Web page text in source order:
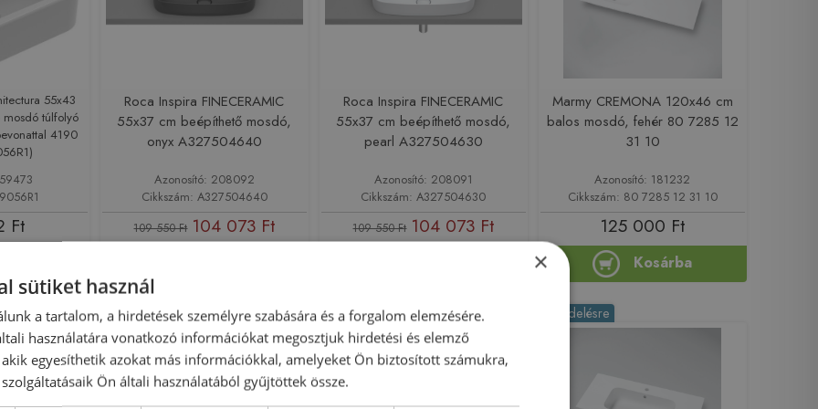
55x43
túlfolyó
4190
Ft
Roca Inspira FINECERAMIC
55x37 cm beépíthető mosdó,
onyx A327504640
Azonosító: 208092
Cikkszám: A327504640
109 550 Ft 104 073 Ft
Roca Inspira FINECERAMIC
55x37 cm beépíthető mosdó,
pearl A327504630
Azonosító: 208091
Cikkszám: A327504630
109 550 Ft 104 073 Ft
Marmy CREMONA 120x46 cm
balos mosdó, fehér 80 7285 12
31 10
Azonosító: 181232
Cikkszám: 80 7285 12 31 10
125 000 Ft
Kosárba
-5% Rendelésre Rendelésre Rendelésre
×
sütiket használ
a tartalom, a hirdetések személyre szabására és a forgalom elemzésére.
használatára vonatkozó információkat megosztjuk hirdetési és elemző
egyesíthetik azokat más információkkal, amelyeket Ön biztosított számukra,
Ön általi használatából gyűjtöttek össze.